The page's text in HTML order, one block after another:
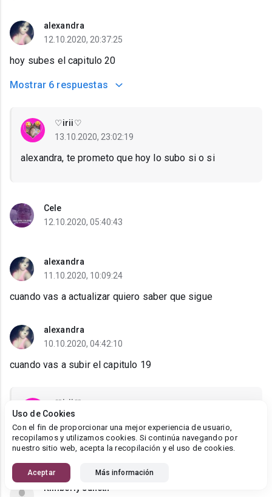
alexandra
12.10.2020, 20:37:25
hoy subes el capitulo 20
Mostrar 6 respuestas
♡irii♡
13.10.2020, 23:02:19
alexandra, te prometo que hoy lo subo si o si
Cele
12.10.2020, 05:40:43
alexandra
11.10.2020, 10:09:24
cuando vas a actualizar quiero saber que sigue
alexandra
10.10.2020, 04:42:10
cuando vas a subir el capitulo 19
♡irii♡
10.10.2020, 05:56:10
alexandra, hoy lo subió
Kimberly Janeth
Uso de Cookies
Con el fin de proporcionar una mejor experiencia de usuario,
recopilamos y utilizamos cookies. Si continúa navegando por
nuestro sitio web, acepta la recopilación y el uso de cookies.
Aceptar Más información